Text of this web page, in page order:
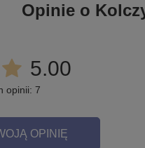
Opinie o
5.00
opinii: 7
OPINIĘ